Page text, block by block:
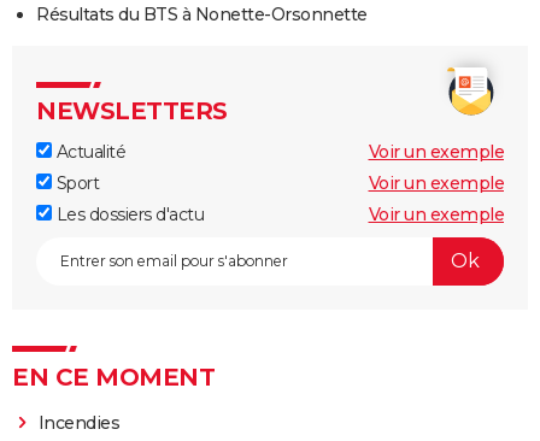
Résultats du BTS à Nonette-Orsonnette
NEWSLETTERS
Actualité
Voir un exemple
Sport
Voir un exemple
Les dossiers d'actu
Voir un exemple
EN CE MOMENT
Incendies